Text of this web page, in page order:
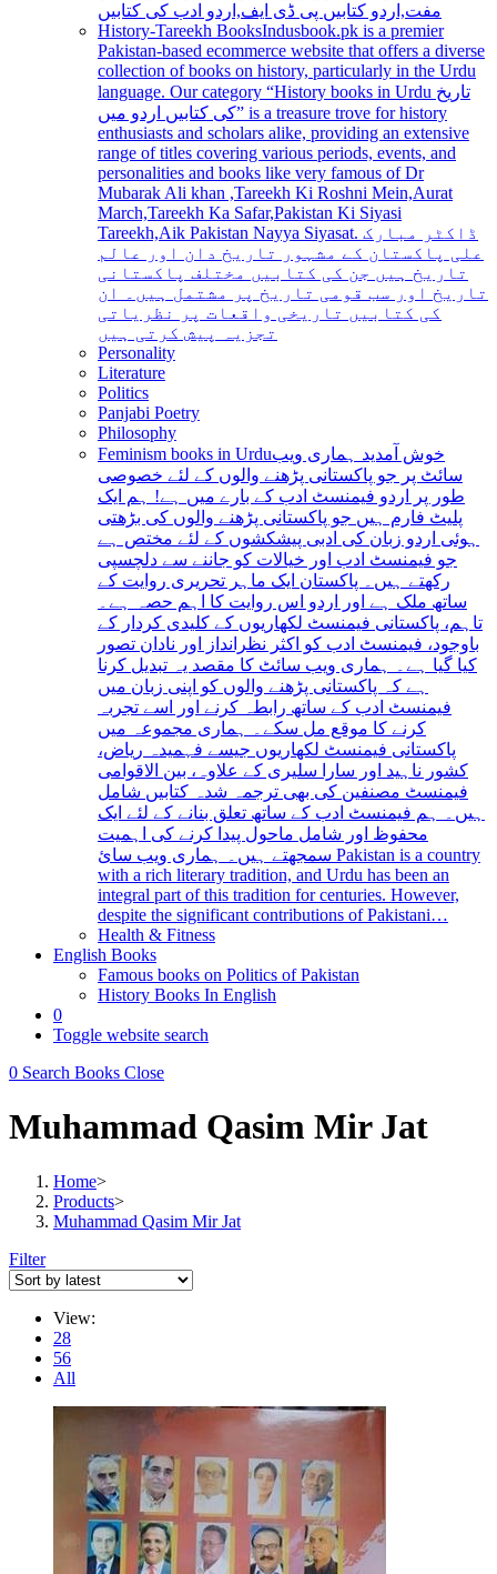
مفت,اردو کتابیں پی ڈی ایف,اردو ادب کی کتابیں
History-Tareekh BooksIndusbook.pk is a premier
Pakistan-based ecommerce website that offers a diverse
collection of books on history, particularly in the Urdu
language. Our category “History books in Urdu تاریخ
کی کتابیں اردو میں” is a treasure trove for history
enthusiasts and scholars alike, providing an extensive
range of titles covering various periods, events, and
personalities and books like very famous of Dr
Mubarak Ali khan ,Tareekh Ki Roshni Mein,Aurat
March,Tareekh Ka Safar,Pakistan Ki Siyasi
Tareekh,Aik Pakistan Nayya Siyasat. ڈاکٹر مبارک
علی پاکستان کے مشہور تاریخ دان اور عالم
تاریخ ہیں جن کی کتابیں مختلف پاکستانی
تاریخ اور سب قومی تاریخ پر مشتمل ہیں۔ ان
کی کتابیں تاریخی واقعات پر نظریاتی
تجزیہ پیش کرتی ہیں
Personality
Literature
Politics
Panjabi Poetry
Philosophy
Feminism books in Urduخوش آمدید ہماری ویب
سائٹ پر جو پاکستانی پڑھنے والوں کے لئے خصوصی
طور پر اردو فیمنسٹ ادب کے بارے میں ہے! ہم ایک
پلیٹ فارم ہیں جو پاکستانی پڑھنے والوں کی بڑھتی
ہوئی اردو زبان کی ادبی پیشکشوں کے لئے مختص ہے
جو فیمنسٹ ادب اور خیالات کو جاننے سے دلچسپی
رکھتے ہیں۔ پاکستان ایک ماہر تحریری روایت کے
ساتھ ملک ہے اور اردو اس روایت کا اہم حصہ ہے۔
تاہم، پاکستانی فیمنسٹ لکھاریوں کے کلیدی کردار کے
باوجود، فیمنسٹ ادب کو اکثر نظرانداز اور نادان تصور
کیا گیا ہے۔ ہماری ویب سائٹ کا مقصد یہ تبدیل کرنا
ہے کہ پاکستانی پڑھنے والوں کو اپنی زبان میں
فیمنسٹ ادب کے ساتھ رابطہ کرنے اور اسے تجربہ
کرنے کا موقع مل سکے۔ ہماری مجموعہ میں
پاکستانی فیمنسٹ لکھاریوں جیسے فہمیدہ ریاض،
کشور ناہید اور سارا سلیری کے علاوہ، بین الاقوامی
فیمنسٹ مصنفین کی بھی ترجمہ شدہ کتابیں شامل
ہیں۔ ہم فیمنسٹ ادب کے ساتھ تعلق بنانے کے لئے ایک
محفوظ اور شامل ماحول پیدا کرنے کی اہمیت
سمجھتے ہیں۔ ہماری ویب سائ Pakistan is a country
with a rich literary tradition, and Urdu has been an
integral part of this tradition for centuries. However,
despite the significant contributions of Pakistani…
Health & Fitness
English Books
Famous books on Politics of Pakistan
History Books In English
0
Toggle website search
0 Search Books Close
Muhammad Qasim Mir Jat
Home>
Products>
Muhammad Qasim Mir Jat
Filter
View:
28
56
All